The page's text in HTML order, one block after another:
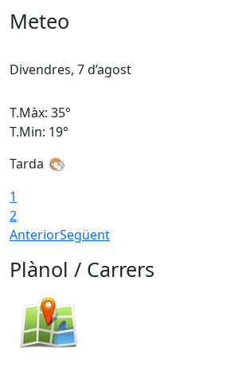
Meteo
Divendres, 7 d’agost
T.Màx: 35°
T.Min: 19°
Tarda
1
2
AnteriorSegüent
Plànol / Carrers